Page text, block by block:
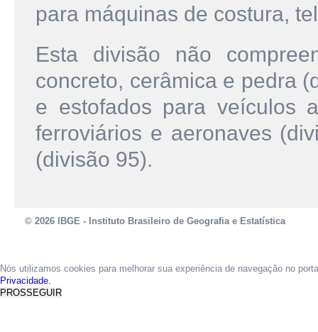
para máquinas de costura,
Esta divisão não
concreto, cerâmica e pedra
e estofados para veículos
ferroviários e aeronaves
(divisão 95).
© 2026 IBGE - Instituto Brasileiro de Geografia e Estatística
Nós utilizamos cookies para melhorar sua experiência de navegação no
Privacidade.
PROSSEGUIR